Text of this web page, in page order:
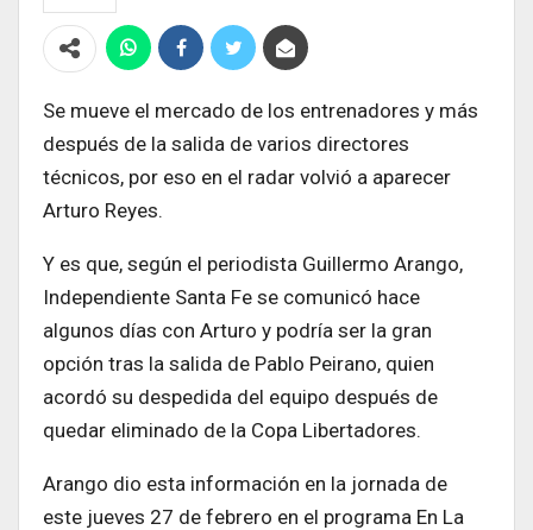
Se mueve el mercado de los entrenadores y más
después de la salida de varios directores
técnicos, por eso en el radar volvió a aparecer
Arturo Reyes.
Y es que, según el periodista Guillermo Arango,
Independiente Santa Fe se comunicó hace
algunos días con Arturo y podría ser la gran
opción tras la salida de Pablo Peirano, quien
acordó su despedida del equipo después de
quedar eliminado de la Copa Libertadores.
Arango dio esta información en la jornada de
este jueves 27 de febrero en el programa En La